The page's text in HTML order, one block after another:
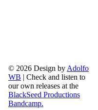
© 2026 Design by Adolfo
WB | Check and listen to
our own releases at the
BlackSeed Productions
Bandcamp.